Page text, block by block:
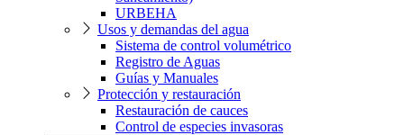
URBEHA
Usos y demandas del agua
Sistema de control volumétrico
Registro de Aguas
Guías y Manuales
Protección y restauración
Restauración de cauces
Control de especies invasoras